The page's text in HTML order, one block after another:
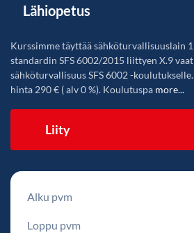
Lähiopetus
Kurssimme täyttää sähköturvallisuuslain
standardin SFS 6002/2015 liittyen X.9
sähköturvallisuus SFS 6002 -
hinta 290 € ( alv 0 %). Koulutuspa more...
Liity
Alku pvm
Loppu pvm